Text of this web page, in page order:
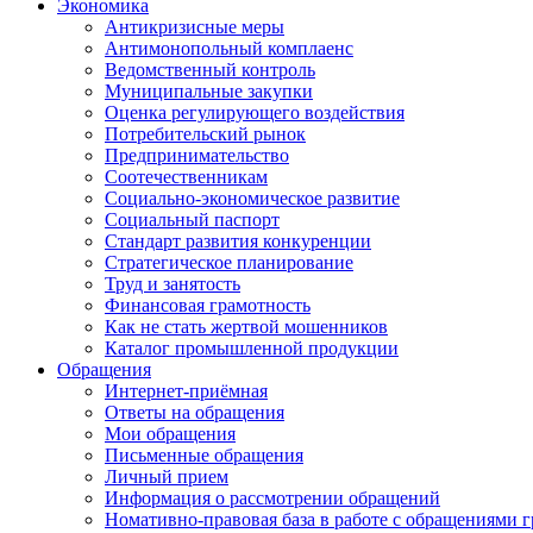
Экономика
Антикризисные меры
Антимонопольный комплаенс
Ведомственный контроль
Муниципальные закупки
Оценка регулирующего воздействия
Потребительский рынок
Предпринимательство
Соотечественникам
Социально-экономическое развитие
Социальный паспорт
Стандарт развития конкуренции
Стратегическое планирование
Труд и занятость
Финансовая грамотность
Как не стать жертвой мошенников
Каталог промышленной продукции
Обращения
Интернет-приёмная
Ответы на обращения
Мои обращения
Письменные обращения
Личный прием
Информация о рассмотрении обращений
Номативно-правовая база в работе с обращениями